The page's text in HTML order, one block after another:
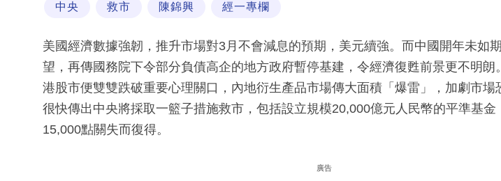
中央 救市 陳錦興 經一專欄
美國經濟數據強韌，推升市場對3月不會減息的預期，美元續強。而中國開年未如
望，再傳國務院下令部分負債高企的地方政府暫停基建，令經濟復甦前景更不明朗
港股市便雙雙跌破重要心理關口，內地衍生產品市場傳大面積「爆雷」，加劇市場
很快傳出中央將採取一籃子措施救市，包括設立規模20,000億元人民幣的平準基金
15,000點關失而復得。
廣告